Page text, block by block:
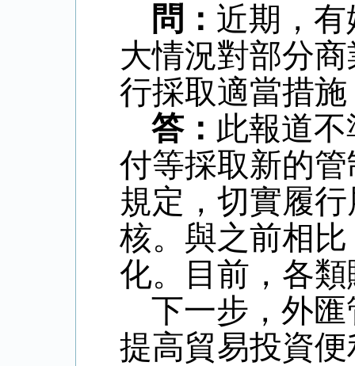
問： 近期，
大情況對部分
行採取適當措
答： 此報道
付等採取新的
規定，切實履
核。與之前相
化。目前，各
下一步，外
提高貿易投資